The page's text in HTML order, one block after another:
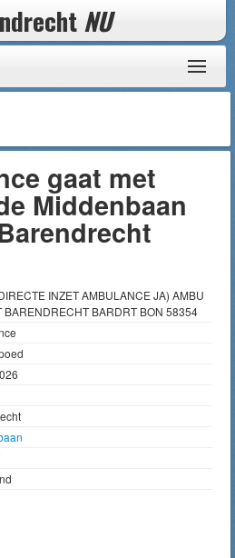
NU
gaat met
Middenbaan
INZET AMBULANCE JA) AMBU
BARDRT BON 58354